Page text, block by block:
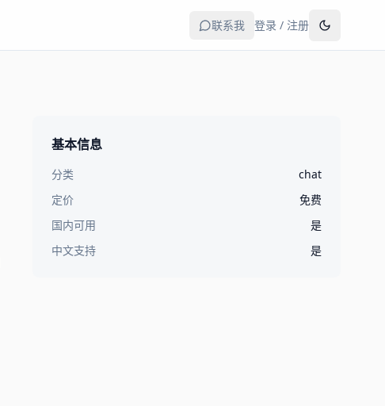
联系我 登录 / 注册
基本信息
分类
chat
定价
免费
国内可用
是
中文支持
是